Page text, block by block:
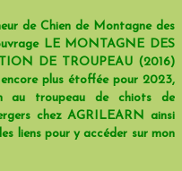
de Chien de Montagne des
LE MONTAGNE DES
DE TROUPEAU (2016)
plus étoffée pour 2023,
au troupeau de chiots de
chez AGRILEARN ainsi
liens pour y accéder sur mon